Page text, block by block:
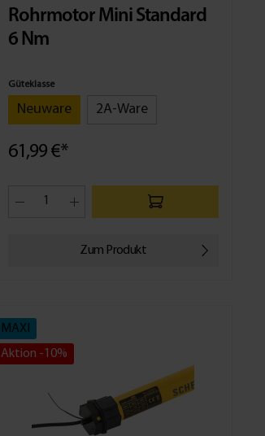
Rohrmotor Mini Standard
6 Nm
Güteklasse
Neuware 2A-Ware
61,99 €*
Zum Produkt
MAXI
Aktion -10%